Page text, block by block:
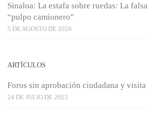
Sinaloa: La estafa sobre ruedas: La
“pulpo camionero”
5 DE AGOSTO DE 2026
ARTÍCULOS
Foros sin aprobación ciudadana y visita
24 DE JULIO DE 2023